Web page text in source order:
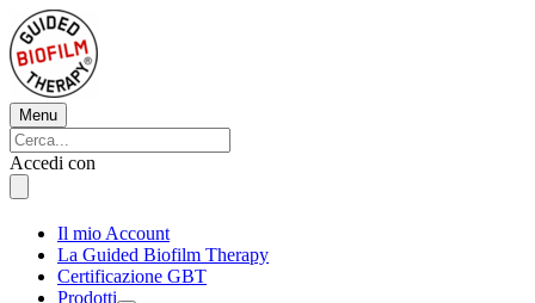
Vai
al
contenuto
Menu
Menu
Cerca:
Cerca
Accedi con
Il mio Account
La Guided Biofilm Therapy
Certificazione GBT
Prodotti